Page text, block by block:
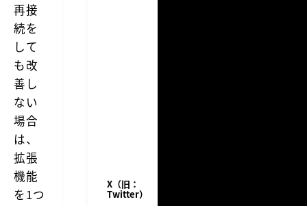
再接
続を
して
も改
善し
ない
場合
は、
拡張
機能
を1つ
X（旧：
Twitter）